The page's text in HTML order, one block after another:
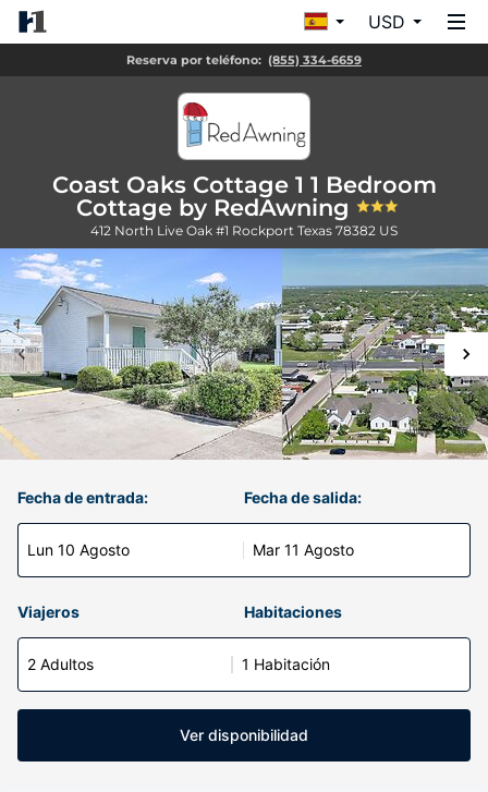
USD
Reserva por teléfono: (855) 334-6659
Coast Oaks Cottage 1 1 Bedroom
Cottage by RedAwning
412 North Live Oak #1 Rockport Texas 78382 US
Fecha de entrada:
Lun 10 Agosto
Fecha de salida:
Mar 11 Agosto
Viajeros Habitaciones
2 Adultos 1 Habitación
Ver disponibilidad